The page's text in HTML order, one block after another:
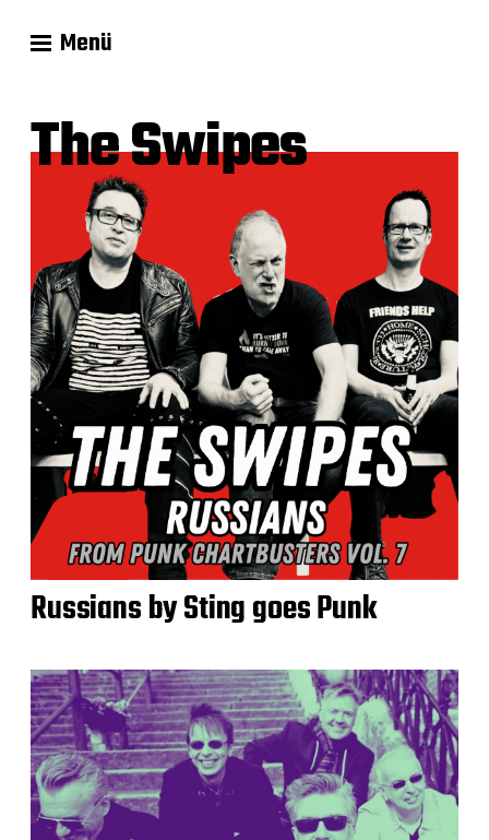
Menü
The Swipes
Russians by Sting goes Punk